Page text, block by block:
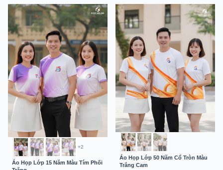
+2
Áo Họp Lớp 15 Năm Màu Tím Phối
Áo Họp Lớp 50 Năm Cổ Tròn Màu
Trắng Cam